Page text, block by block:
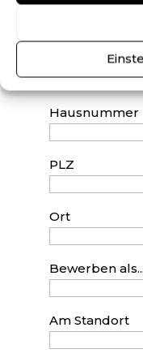
Mobil
Hausnummer
PLZ
Ort
Bewerben als...
Am Standort